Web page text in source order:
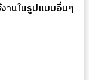
านในรูปแบบอื่นๆ